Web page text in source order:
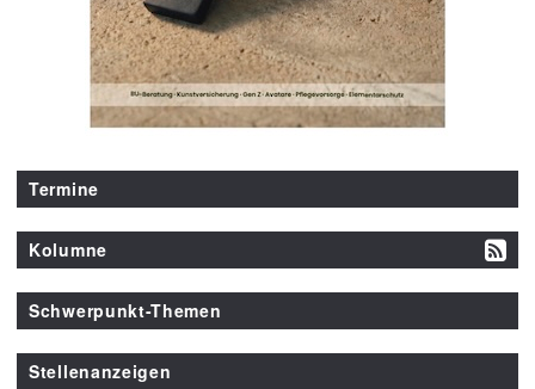
Termine
Kolumne
Schwerpunkt-Themen
Stellenanzeigen